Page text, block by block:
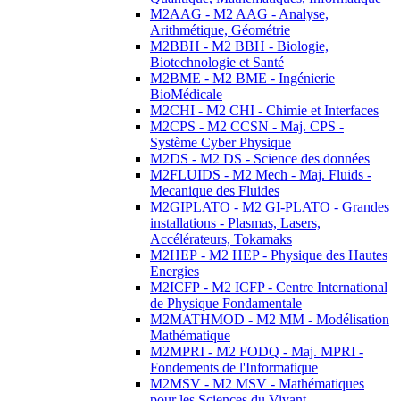
M2AAG - M2 AAG - Analyse,
Arithmétique, Géométrie
M2BBH - M2 BBH - Biologie,
Biotechnologie et Santé
M2BME - M2 BME - Ingénierie
BioMédicale
M2CHI - M2 CHI - Chimie et Interfaces
M2CPS - M2 CCSN - Maj. CPS -
Système Cyber Physique
M2DS - M2 DS - Science des données
M2FLUIDS - M2 Mech - Maj. Fluids -
Mecanique des Fluides
M2GIPLATO - M2 GI-PLATO - Grandes
installations - Plasmas, Lasers,
Accélérateurs, Tokamaks
M2HEP - M2 HEP - Physique des Hautes
Energies
M2ICFP - M2 ICFP - Centre International
de Physique Fondamentale
M2MATHMOD - M2 MM - Modélisation
Mathématique
M2MPRI - M2 FODQ - Maj. MPRI -
Fondements de l'Informatique
M2MSV - M2 MSV - Mathématiques